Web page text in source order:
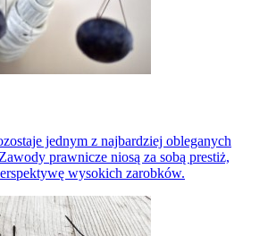
jednym z najbardziej obleganych
prawnicze niosą za sobą prestiż,
wysokich zarobków.